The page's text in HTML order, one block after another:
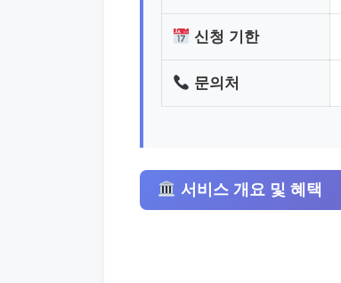
신청 기한
문의처
서비스 개요 및 혜택